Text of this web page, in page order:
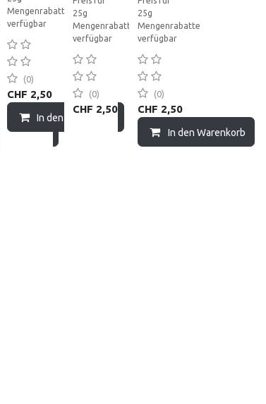
Mengenrabatte
verfügbar
(0)
CHF 2,50
In den Warenkorb
25g
Mengenrabatte
verfügbar
(0)
CHF 2,50
25g
Mengenrabatte
verfügbar
(0)
CHF 2,50
In den Warenkorb